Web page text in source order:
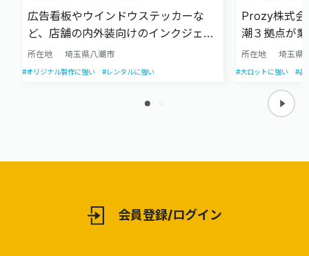
広告看板やウインドウステッカーな
ど、店舗の内外装向けのインクジェッ
ト大判プリントに特化した企業です。
1枚単位で出力ができるインクジェッ
しています。また看板は出力紙と複合
所在地 埼玉県八潮市
#オリジナル製作に強い #レンタルに強い
Prozy株式会
潮３拠点が
た。アッセ
ド印刷の業
所在地 埼玉県
#大ロットに強い #品
会員登録/ログイン